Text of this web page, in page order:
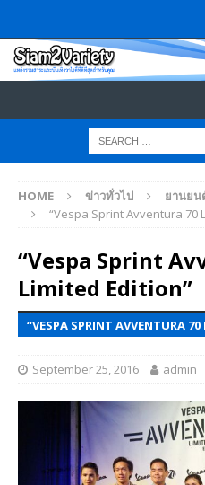
HOME ข่าวทั่วไป ยานยน
“Vespa Sprint Avventura 70
“Vespa Sprint
Limited Edition”
“VESPA SPRINT AVVENTURA
September 25, 2016 admin